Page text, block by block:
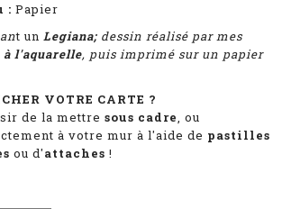
: Papier
t un Legiana; dessin réalisé par mes
à l'aquarelle, puis imprimé sur un papier
VOTRE CARTE ?
de la mettre sous cadre, ou
à votre mur à l'aide de pastilles
ou d'attaches !